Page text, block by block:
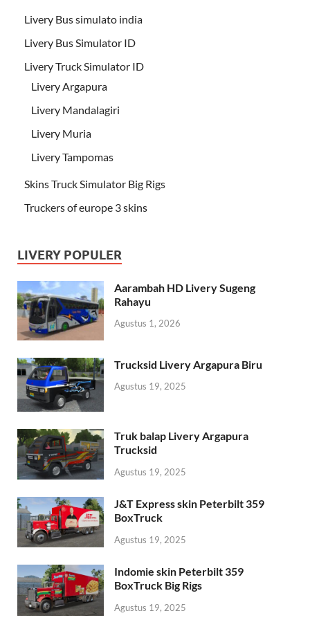
Livery Bus simulato india
Livery Bus Simulator ID
Livery Truck Simulator ID
Livery Argapura
Livery Mandalagiri
Livery Muria
Livery Tampomas
Skins Truck Simulator Big Rigs
Truckers of europe 3 skins
LIVERY POPULER
Aarambah HD Livery Sugeng
Rahayu
Agustus 1, 2026
Trucksid Livery Argapura Biru
Agustus 19, 2025
Truk balap Livery Argapura
Trucksid
Agustus 19, 2025
J&T Express skin Peterbilt 359
BoxTruck
Agustus 19, 2025
Indomie skin Peterbilt 359
BoxTruck Big Rigs
Agustus 19, 2025